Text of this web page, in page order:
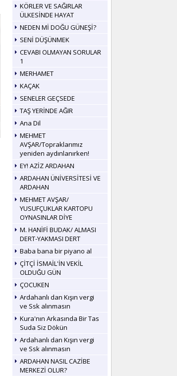
KÖRLER VE SAĞIRLAR
ÜLKESİNDE HAYAT
NEDEN Mİ DOĞU GÜNEŞİ?
SENİ DÜŞÜNMEK
CEVABI OLMAYAN SORULAR
1
MERHAMET
KAÇAK
SENELER GEÇSEDE
TAŞ YERİNDE AĞIR
Ana Dil
MEHMET
AVŞAR/Topraklarımız
yeniden aydınlanırken!
EY! AZİZ ARDAHAN
ARDAHAN ÜNİVERSİTESİ VE
ARDAHAN
MEHMET AVŞAR/
YUSUFÇUKLAR KARTOPU
OYNASINLAR DİYE
M. HANİFİ BUDAK/ ALMASI
DERT-YAKMASI DERT
Baba bana bir piyano al
ÇİTÇİ İSMAİL'İN VEKİL
OLDUĞU GÜN
ÇOCUKEN
Ardahanlı dan Kışın vergi
ve Ssk alınmasın
Kura'nın Arkasında Bir Tas
Suda Siz Dökün
Ardahanlı dan Kışın vergi
ve Ssk alınmasın
ARDAHAN NASIL CAZİBE
MERKEZİ OLUR?